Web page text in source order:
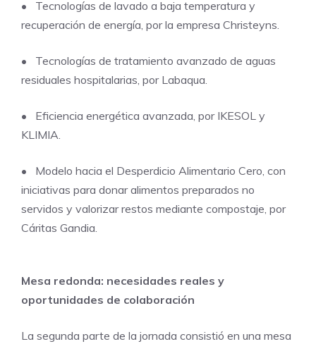
• Tecnologías de lavado a baja temperatura y
recuperación de energía, por la empresa Christeyns.
• Tecnologías de tratamiento avanzado de aguas
residuales hospitalarias, por Labaqua.
• Eficiencia energética avanzada, por IKESOL y
KLIMIA.
• Modelo hacia el Desperdicio Alimentario Cero, con
iniciativas para donar alimentos preparados no
servidos y valorizar restos mediante compostaje, por
Cáritas Gandia.
Mesa redonda: necesidades reales y
oportunidades de colaboración
La segunda parte de la jornada consistió en una mesa